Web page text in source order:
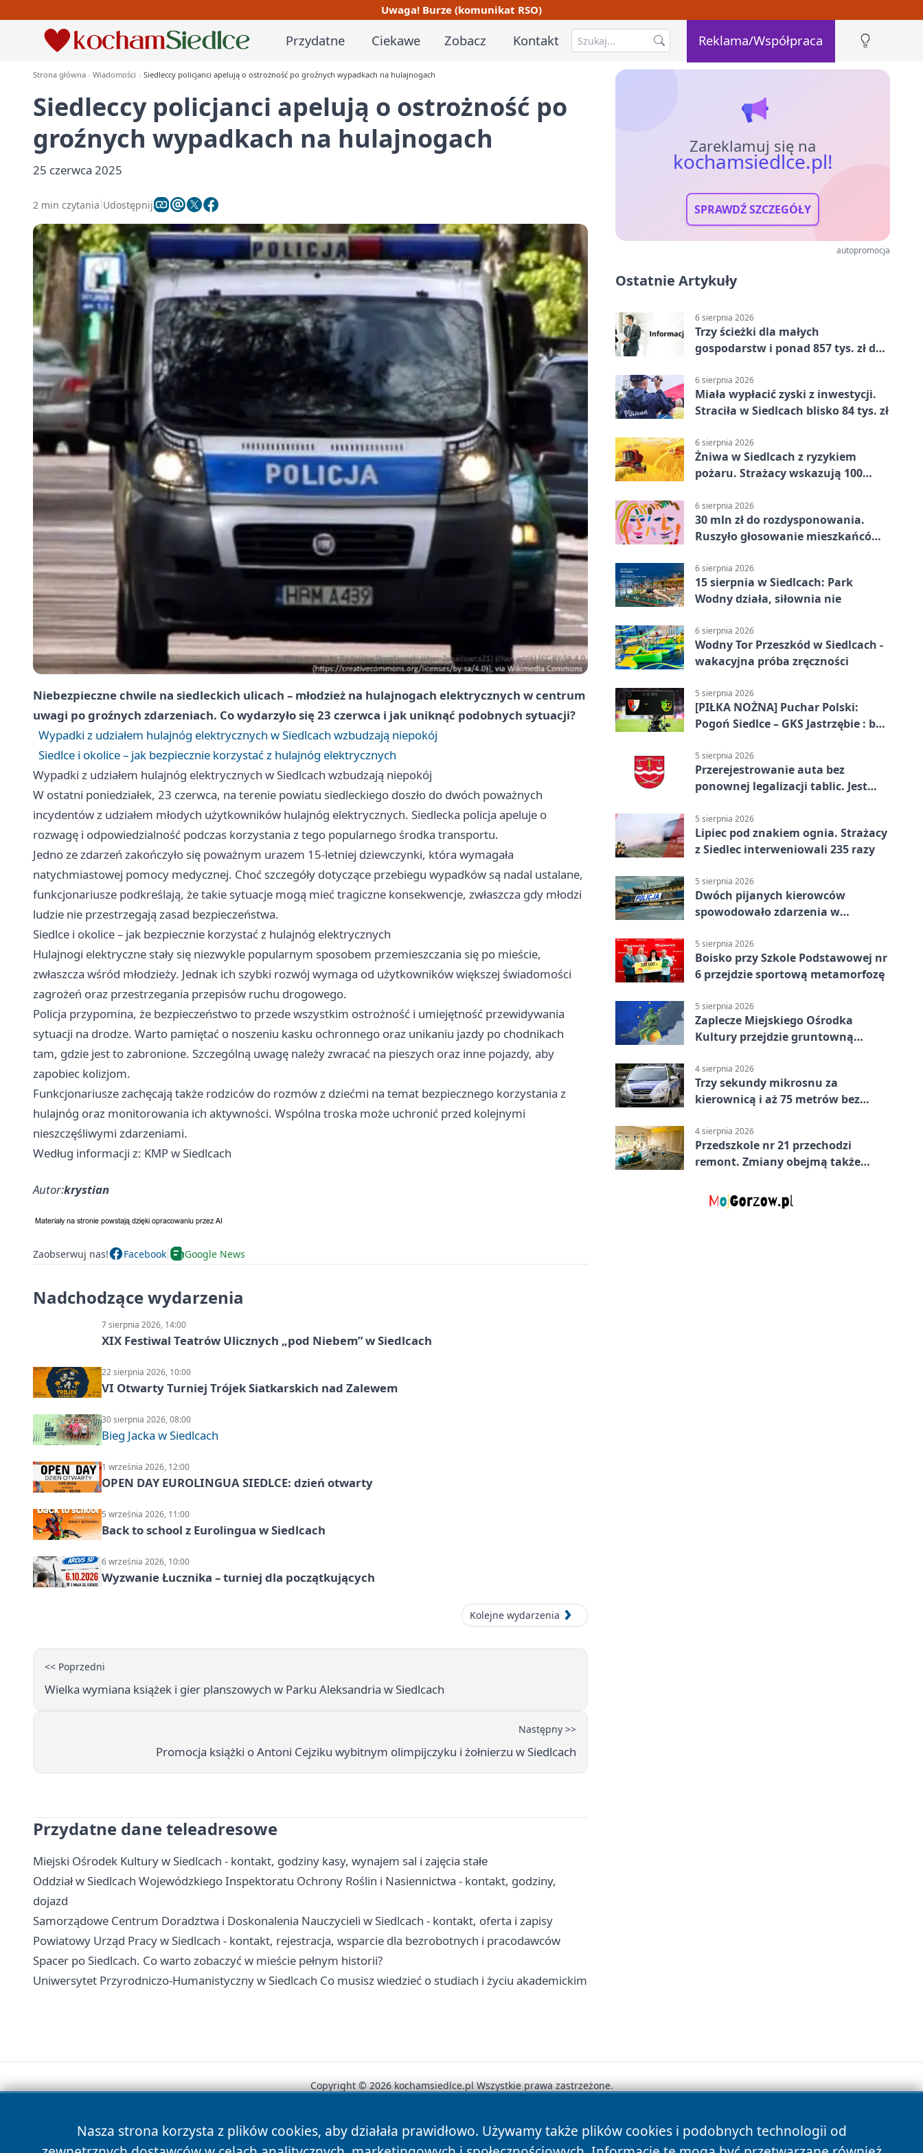
Uwaga! Burze (komunikat RSO)
Przydatne Ciekawe Zobacz Kontakt Reklama/Współpraca
Strona główna Wiadomości Siedleccy policjanci apelują o ostrożność po groźnych wypadkach na hulajnogach
Siedleccy policjanci apelują o ostrożność po
groźnych wypadkach na hulajnogach
25 czerwca 2025
2 min czytania Udostępnij
Niebezpieczne chwile na siedleckich ulicach – młodzież na hulajnogach elektrycznych w centrum
uwagi po groźnych zdarzeniach. Co wydarzyło się 23 czerwca i jak uniknąć podobnych sytuacji?
Wypadki z udziałem hulajnóg elektrycznych w Siedlcach wzbudzają niepokój
Siedlce i okolice – jak bezpiecznie korzystać z hulajnóg elektrycznych
Wypadki z udziałem hulajnóg elektrycznych w Siedlcach wzbudzają niepokój
W ostatni poniedziałek, 23 czerwca, na terenie powiatu siedleckiego doszło do dwóch poważnych
incydentów z udziałem młodych użytkowników hulajnóg elektrycznych. Siedlecka policja apeluje o
rozwagę i odpowiedzialność podczas korzystania z tego popularnego środka transportu.
Jedno ze zdarzeń zakończyło się poważnym urazem 15-letniej dziewczynki, która wymagała
natychmiastowej pomocy medycznej. Choć szczegóły dotyczące przebiegu wypadków są nadal ustalane,
funkcjonariusze podkreślają, że takie sytuacje mogą mieć tragiczne konsekwencje, zwłaszcza gdy młodzi
ludzie nie przestrzegają zasad bezpieczeństwa.
Siedlce i okolice – jak bezpiecznie korzystać z hulajnóg elektrycznych
Hulajnogi elektryczne stały się niezwykle popularnym sposobem przemieszczania się po mieście,
zwłaszcza wśród młodzieży. Jednak ich szybki rozwój wymaga od użytkowników większej świadomości
zagrożeń oraz przestrzegania przepisów ruchu drogowego.
Policja przypomina, że bezpieczeństwo to przede wszystkim ostrożność i umiejętność przewidywania
sytuacji na drodze. Warto pamiętać o noszeniu kasku ochronnego oraz unikaniu jazdy po chodnikach
tam, gdzie jest to zabronione. Szczególną uwagę należy zwracać na pieszych oraz inne pojazdy, aby
zapobiec kolizjom.
Funkcjonariusze zachęcają także rodziców do rozmów z dziećmi na temat bezpiecznego korzystania z
hulajnóg oraz monitorowania ich aktywności. Wspólna troska może uchronić przed kolejnymi
nieszczęśliwymi zdarzeniami.
Według informacji z: KMP w Siedlcach
Autor:krystian
Zaobserwuj nas! Facebook Google News
Nadchodzące wydarzenia
7 sierpnia 2026, 14:00
XIX Festiwal Teatrów Ulicznych „pod Niebem” w Siedlcach
22 sierpnia 2026, 10:00
VI Otwarty Turniej Trójek Siatkarskich nad Zalewem
30 sierpnia 2026, 08:00
Bieg Jacka w Siedlcach
1 września 2026, 12:00
OPEN DAY EUROLINGUA SIEDLCE: dzień otwarty
5 września 2026, 11:00
Back to school z Eurolingua w Siedlcach
6 września 2026, 10:00
Wyzwanie Łucznika – turniej dla początkujących
Kolejne wydarzenia
<< Poprzedni
Wielka wymiana książek i gier planszowych w Parku Aleksandria w Siedlcach
Następny >>
Promocja książki o Antoni Cejziku wybitnym olimpijczyku i żołnierzu w Siedlcach
Przydatne dane teleadresowe
Miejski Ośrodek Kultury w Siedlcach - kontakt, godziny kasy, wynajem sal i zajęcia stałe
Oddział w Siedlcach Wojewódzkiego Inspektoratu Ochrony Roślin i Nasiennictwa - kontakt, godziny,
dojazd
Samorządowe Centrum Doradztwa i Doskonalenia Nauczycieli w Siedlcach - kontakt, oferta i zapisy
Powiatowy Urząd Pracy w Siedlcach - kontakt, rejestracja, wsparcie dla bezrobotnych i pracodawców
Spacer po Siedlcach. Co warto zobaczyć w mieście pełnym historii?
Uniwersytet Przyrodniczo-Humanistyczny w Siedlcach Co musisz wiedzieć o studiach i życiu akademickim
Zareklamuj się na
kochamsiedlce.pl!
SPRAWDŹ SZCZEGÓŁY
autopromocja
Ostatnie Artykuły
6 sierpnia 2026
Trzy ścieżki dla małych
gospodarstw i ponad 857 tys. zł do
6 sierpnia 2026
Miała wypłacić zyski z inwestycji.
Straciła w Siedlcach blisko 84 tys. zł
6 sierpnia 2026
Żniwa w Siedlcach z ryzykiem
pożaru. Strażacy wskazują 100
6 sierpnia 2026
30 mln zł do rozdysponowania.
Ruszyło głosowanie mieszkańców
6 sierpnia 2026
15 sierpnia w Siedlcach: Park
Wodny działa, siłownia nie
6 sierpnia 2026
Wodny Tor Przeszkód w Siedlcach -
wakacyjna próba zręczności
5 sierpnia 2026
[PIŁKA NOŻNA] Puchar Polski:
Pogoń Siedlce – GKS Jastrzębie : bez
5 sierpnia 2026
Przerejestrowanie auta bez
ponownej legalizacji tablic. Jest
5 sierpnia 2026
Lipiec pod znakiem ognia. Strażacy
z Siedlec interweniowali 235 razy
5 sierpnia 2026
Dwóch pijanych kierowców
spowodowało zdarzenia w
5 sierpnia 2026
Boisko przy Szkole Podstawowej nr
6 przejdzie sportową metamorfozę
5 sierpnia 2026
Zaplecze Miejskiego Ośrodka
Kultury przejdzie gruntowną
4 sierpnia 2026
Trzy sekundy mikrosnu za
kierownicą i aż 75 metrów bez
4 sierpnia 2026
Przedszkole nr 21 przechodzi
remont. Zmiany obejmą także
Nasza strona korzysta z plików cookies, aby działała prawidłowo. Używamy także plików cookies i podobnych technologii od
Copyright © 2026 kochamsiedlce.pl Wszystkie prawa zastrzeżone.
News Autorzy Polityka Prywatności Polityka Cookies